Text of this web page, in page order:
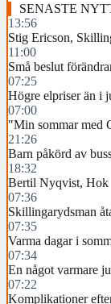
SENASTE
13:56
Stig Ericson,
11:00
Små beslut
07:25
Högre elpriser än i
07:00
"Min sommar med
21:26
Barn påkörd av
18:32
Bertil Nyqvist, Hok
07:36
Skillingarydsman
07:35
Varma dagar i
07:34
En något varmare
07:22
Komplikationer